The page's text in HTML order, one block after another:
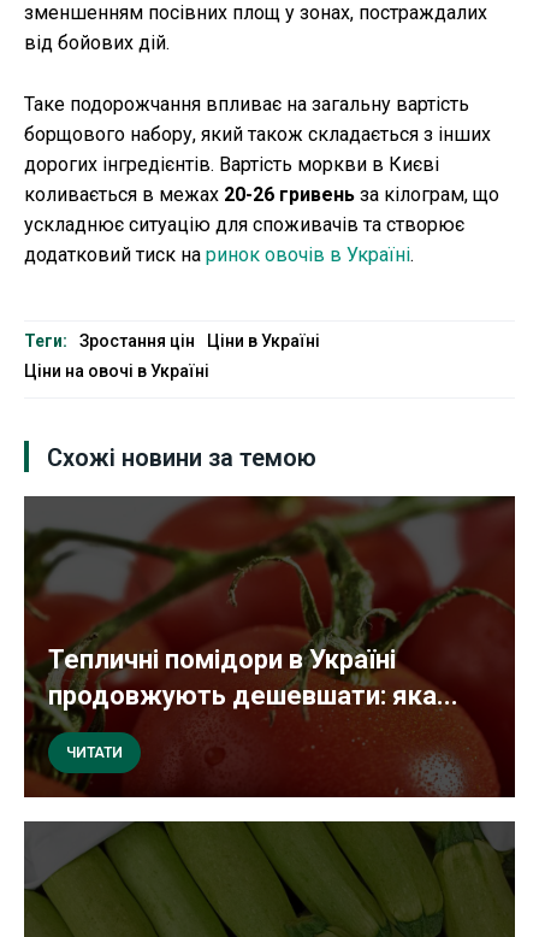
зменшенням посівних площ у зонах, постраждалих
від бойових дій.
Таке подорожчання впливає на загальну вартість
борщового набору, який також складається з інших
дорогих інгредієнтів. Вартість моркви в Києві
коливається в межах 20-26 гривень за кілограм, що
ускладнює ситуацію для споживачів та створює
додатковий тиск на ринок овочів в Україні.
Теги: Зростання цін
Ціни в Україні
Ціни на овочі в Україні
Схожі новини за темою
Тепличні помідори в Україні
продовжують дешевшати: яка...
ЧИТАТИ